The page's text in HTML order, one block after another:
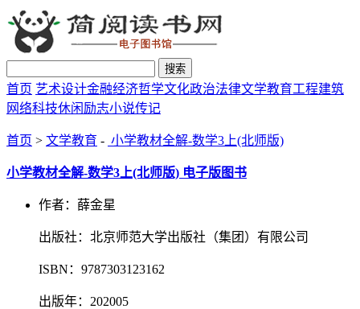
搜索
首页 艺术设计金融经济哲学文化政治法律文学教育工程建筑
网络科技休闲励志小说传记
首页 > 文学教育 - 小学教材全解-数学3上(北师版)
小学教材全解-数学3上(北师版) 电子版图书
作者：薛金星
出版社：北京师范大学出版社（集团）有限公司
ISBN：9787303123162
出版年：202005